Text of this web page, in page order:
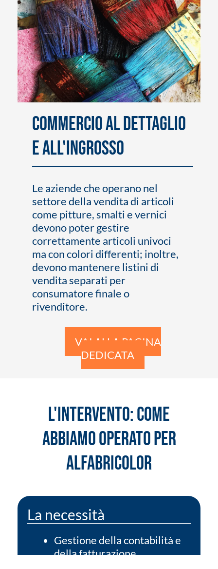
Commercio al dettaglio
e all'ingrosso
Le aziende che operano nel
settore della vendita di articoli
come pitture, smalti e vernici
devono poter gestire
correttamente articoli univoci
ma con colori differenti; inoltre,
devono mantenere listini di
vendita separati per
consumatore finale o
rivenditore.
VAI ALLA PAGINA
DEDICATA
L'INTERVENTO: COME
ABBIAMO OPERATO PER
ALFABRICOLOR
La necessità
Gestione della contabilità e
della fatturazione